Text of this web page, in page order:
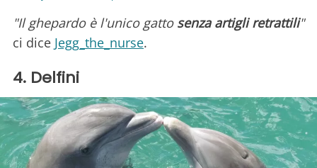
"Il ghepardo è l'unico gatto senza artigli retrattili"
ci dice Jegg_the_nurse.
4. Delfini